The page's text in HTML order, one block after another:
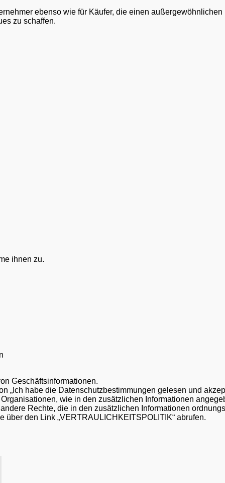
ebenso wie für Käufer, die einen
zu schaffen.
ihnen zu.
Geschäftsinformationen.
„Ich habe die Datenschutzbestimmungen gelesen und
wie in den zusätzlichen Informationen
Rechte, die in den zusätzlichen Informationen
den Link „VERTRAULICHKEITSPOLITIK“ abrufen.